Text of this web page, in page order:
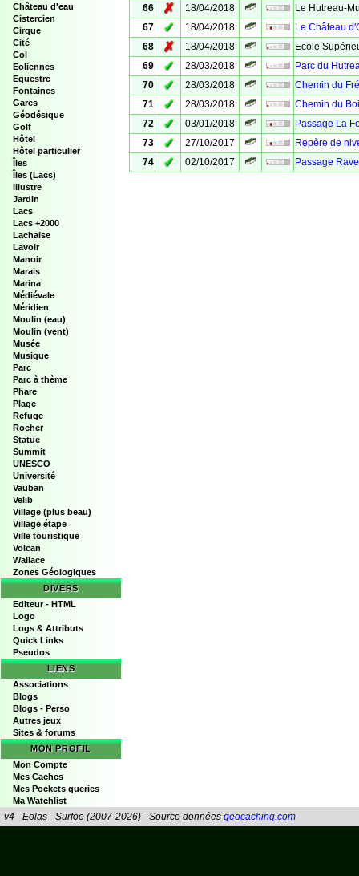
Château d'eau
Cistercien
Cirque
Cité
Col
Eoliennes
Equestre
Fontaines
Gares
Géodésique
Golf
Hôtel
Hôtel particulier
Îles
Îles (Lacs)
Illustre
Jardin
Lacs
Lacs +2000
Lachaise
Lavoir
Manoir
Marais
Marina
Médiévale
Méridien
Moulin (eau)
Moulin (vent)
Musée
Musique
Parc
Parc à thème
Phare
Plage
Refuge
Rocher
Statue
Summit
UNESCO
Université
Vauban
Velib
Village (plus beau)
Village étape
Ville touristique
Volcan
Wallace
Zones Géologiques
DIVERS
Editeur - HTML
Logo
Logs & Attributs
Quick Links
Pseudos
LIENS
Associations
Blogs
Blogs - Perso
Autres jeux
Sites & forums
MON PROFIL
Mon Compte
Mes Caches
Mes Pockets queries
Ma Watchlist
66
✗ 18/04/2018
Le Hutreau-
67
✓ 18/04/2018
Le Château
68
✗ 18/04/2018
Ecole
69
✓ 28/03/2018
Parc du
70
✓ 28/03/2018
Chemin du
71
✓ 28/03/2018
Chemin du
72
✓ 03/01/2018
Passage La
73
✓ 27/10/2017
Repère de
74
✓ 02/10/2017 Passage
v4 - Eolas - Surfoo (2007-2026) - Source données geocaching.com